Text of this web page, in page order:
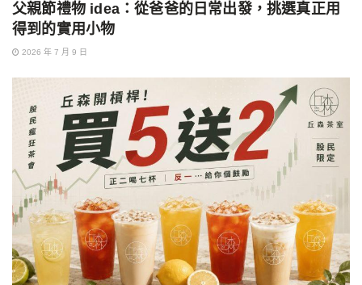
父親節禮物 idea：從爸爸的日常出發，挑選真正用
得到的實用小物
2026 年 7 月 9 日